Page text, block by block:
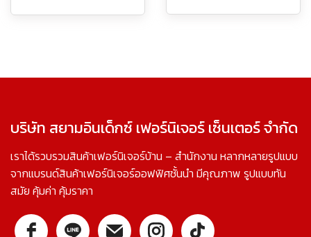
บริษัท สยามอินเด็กซ์ เฟอร์นิเจอร์ เซ็นเตอร์ จำกัด
เราได้รวบรวมสินค้าเฟอร์นิเจอร์บ้าน – สำนักงาน หลากหลายรูปแบบ
จากแบรนด์สินค้าเฟอร์นิเจอร์ออฟฟิศชั้นนำ มีคุณภาพ รูปแบบทัน
สมัย คุ้มค่า คุ้มราคา